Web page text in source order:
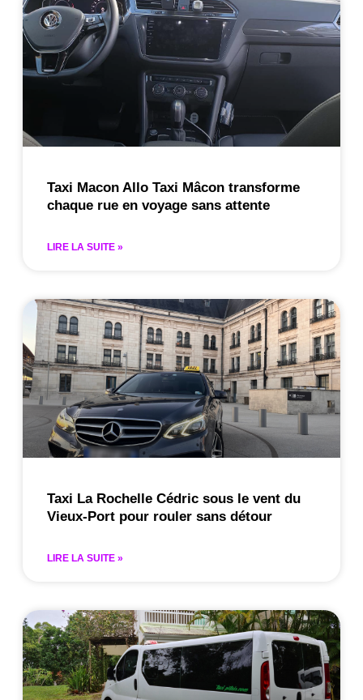
Taxi Macon Allo Taxi Mâcon transforme
chaque rue en voyage sans attente
LIRE LA SUITE »
Taxi La Rochelle Cédric sous le vent du
Vieux-Port pour rouler sans détour
LIRE LA SUITE »